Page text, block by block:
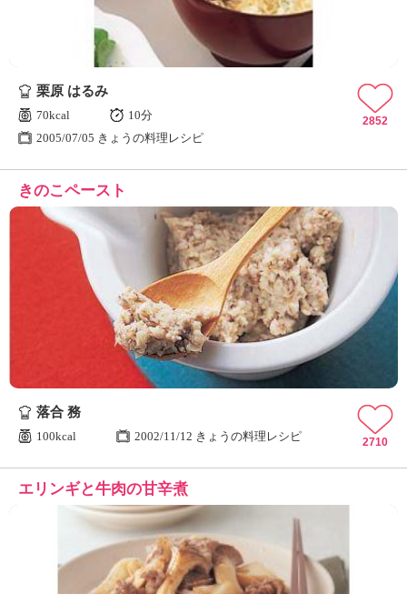
栗原 はるみ
70kcal
10分
2005/07/05 きょうの料理レシピ
2852
きのこペースト
落合 務
100kcal 2002/11/12 きょうの料理レシピ 2710
エリンギと牛肉の甘辛煮